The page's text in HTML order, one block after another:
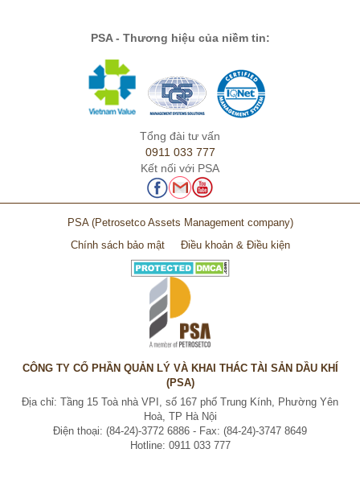
PSA - Thương hiệu của niềm tin:
Tổng đài tư vấn
0911 033 777
Kết nối với PSA
PSA (Petrosetco Assets Management company)
Chính sách bảo mật
Điều khoản & Điều kiện
CÔNG TY CỔ PHẦN QUẢN LÝ VÀ KHAI THÁC TÀI SẢN DẦU KHÍ
(PSA)
Địa chỉ: Tầng 15 Toà nhà VPI, số 167 phố Trung Kính, Phường Yên
Hoà, TP Hà Nội
Điện thoại: (84-24)-3772 6886 - Fax: (84-24)-3747 8649
Hotline: 0911 033 777